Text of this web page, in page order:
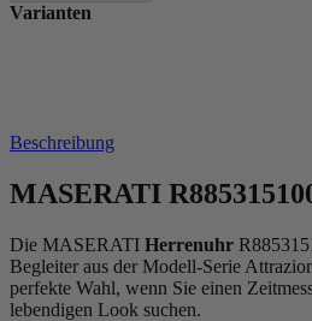
Varianten
Beschreibung
MASERATI
Die MASERATI Herrenuhr
Begleiter aus der Modell-Serie
perfekte Wahl, wenn Sie einen
lebendigen Look suchen.